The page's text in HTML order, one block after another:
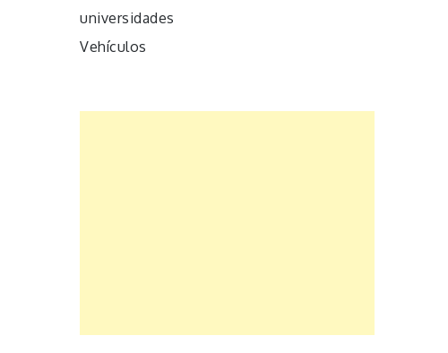
universidades
Vehículos